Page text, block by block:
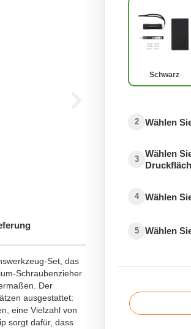
Set, das
Schraubenzieher
Der
ausgestattet:
eine Vielzahl von
sorgt dafür, dass
Schwarz
2 Wählen
3
Wählen
4 Wählen
5 Wählen